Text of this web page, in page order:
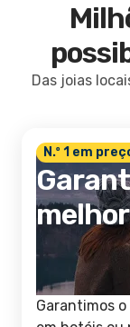
Das joias
N.º 1 em
Garantimos